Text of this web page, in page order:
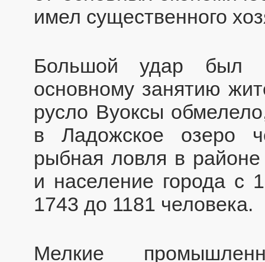
имел существенного
Большой удар был
основному занятию
русло Вуоксы
в Ладожское озеро
рыбная ловля в районе
и население города с
1743 до 1181 человека.
Мелкие